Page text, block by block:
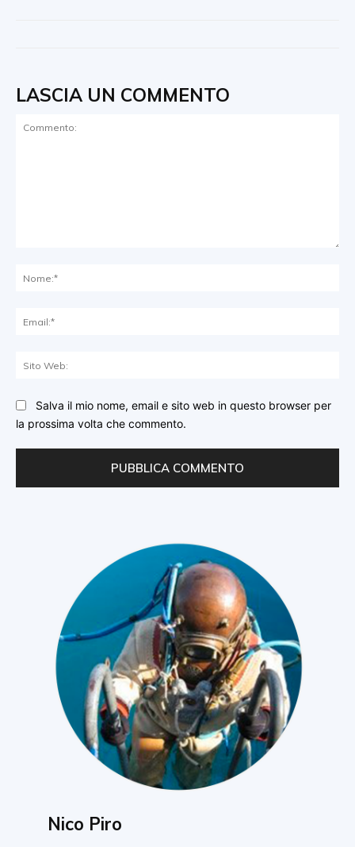
LASCIA UN COMMENTO
Salva il mio nome, email e sito web in questo browser per
la prossima volta che commento.
Nico Piro